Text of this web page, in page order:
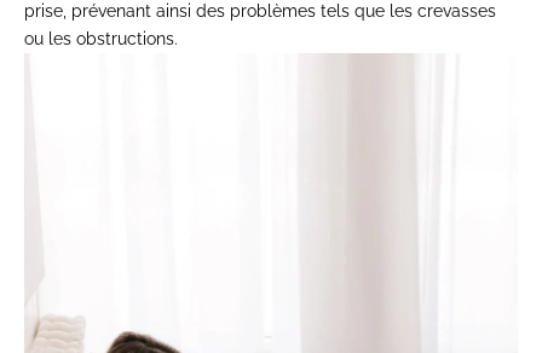
prise, prévenant ainsi des problèmes tels que les crevasses
ou les obstructions.